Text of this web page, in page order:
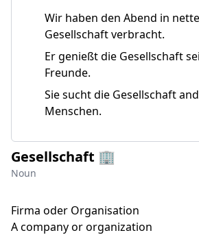
Wir haben den Abend in
Gesellschaft verbracht.
Er genießt die Gesellschaft
Freunde.
Sie sucht die Gesellschaft
Menschen.
Gesellschaft 🏢
Noun
Firma oder Organisation
A company or organization